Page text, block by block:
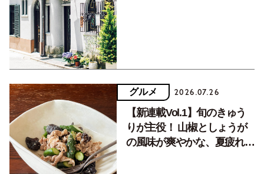
グルメ 2026.07.26
【新連載Vol.1】旬のきゅう
りが主役！ 山椒としょうが
の風味が爽やかな、夏疲れを